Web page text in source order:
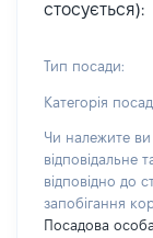
стосується):
Тип посади:
Категорія
Чи належите ви
відповідальне
відповідно до
запобігання
Посадова